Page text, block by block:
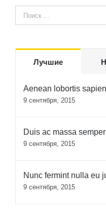
Результат
поиска:
Лучшие
Aenean lobortis
9 сентября, 2015
Duis ac massa
9 сентября, 2015
Nunc fermint nulla eu
9 сентября, 2015